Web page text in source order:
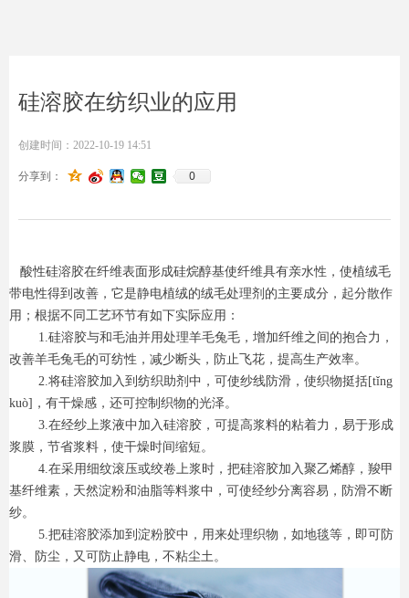
硅溶胶在纺织业的应用
创建时间： 2022-10-19 14:51
分享到： 0
酸性硅溶胶在纤维表面形成硅烷醇基使纤维具有亲水性，使植绒毛
带电性得到改善，它是静电植绒的绒毛处理剂的主要成分，起分散作
用；根据不同工艺环节有如下实际应用：
1.硅溶胶与和毛油并用处理羊毛兔毛，增加纤维之间的抱合力，
改善羊毛兔毛的可纺性，减少断头，防止飞花，提高生产效率。
2.将硅溶胶加入到纺织助剂中，可使纱线防滑，使织物挺括[tǐng
kuò]，有干燥感，还可控制织物的光泽。
3.在经纱上浆液中加入硅溶胶，可提高浆料的粘着力，易于形成
浆膜，节省浆料，使干燥时间缩短。
4.在采用细纹滚压或绞卷上浆时，把硅溶胶加入聚乙烯醇，羧甲
基纤维素，天然淀粉和油脂等料浆中，可使经纱分离容易，防滑不断
纱。
5.把硅溶胶添加到淀粉胶中，用来处理织物，如地毯等，即可防
滑、防尘，又可防止静电，不粘尘土。